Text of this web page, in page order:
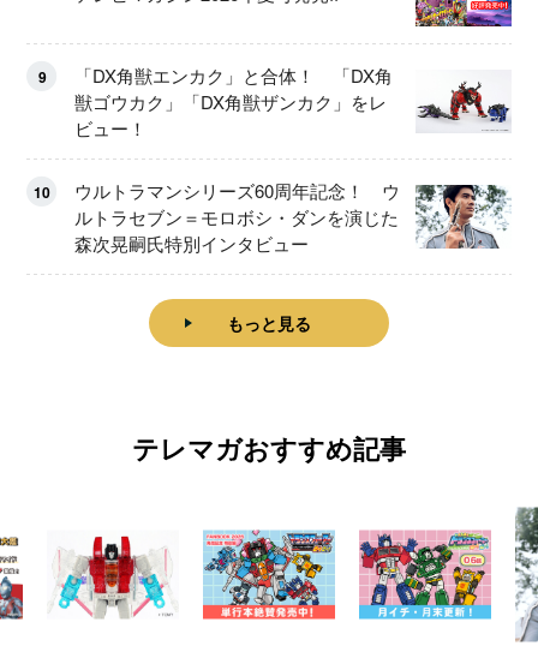
9
「DX角獣エンカク」と合体！ 「DX角
獣ゴウカク」「DX角獣ザンカク」をレ
ビュー！
10
ウルトラマンシリーズ60周年記念！ ウ
ルトラセブン＝モロボシ・ダンを演じた
森次晃嗣氏特別インタビュー
もっと見る
テレマガおすすめ記事